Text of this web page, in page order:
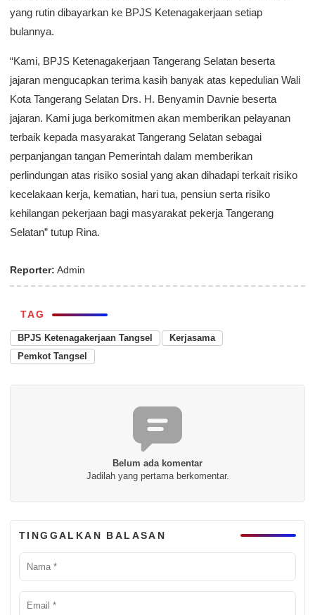
yang rutin dibayarkan ke BPJS Ketenagakerjaan setiap
bulannya.
“Kami, BPJS Ketenagakerjaan Tangerang Selatan beserta
jajaran mengucapkan terima kasih banyak atas kepedulian Wali
Kota Tangerang Selatan Drs. H. Benyamin Davnie beserta
jajaran. Kami juga berkomitmen akan memberikan pelayanan
terbaik kepada masyarakat Tangerang Selatan sebagai
perpanjangan tangan Pemerintah dalam memberikan
perlindungan atas risiko sosial yang akan dihadapi terkait risiko
kecelakaan kerja, kematian, hari tua, pensiun serta risiko
kehilangan pekerjaan bagi masyarakat pekerja Tangerang
Selatan” tutup Rina.
Reporter: Admin
TAG
BPJS Ketenagakerjaan Tangsel
Kerjasama
Pemkot Tangsel
Belum ada komentar
Jadilah yang pertama berkomentar.
TINGGALKAN BALASAN